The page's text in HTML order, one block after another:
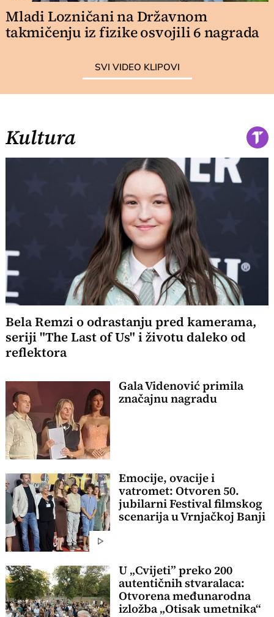
Mladi Lozničani na Državnom
takmičenju iz fizike osvojili 6 nagrada
SVI VIDEO KLIPOVI
Kultura
Bela Remzi o odrastanju pred kamerama,
seriji "The Last of Us" i životu daleko od
reflektora
Gala Videnović primila
značajnu nagradu
Emocije, ovacije i
vatromet: Otvoren 50.
jubilarni Festival filmskog
scenarija u Vrnjačkoj Banji
U „Cvijeti” preko 200
autentičnih stvaralaca:
Otvorena međunarodna
izložba „Otisak umetnika“